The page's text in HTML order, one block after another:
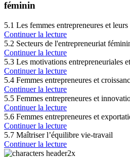
féminin
5.1 Les femmes entrepreneures et leurs
Continuer la lecture
5.2 Secteurs de l'entrepreneuriat
Continuer la lecture
5.3 Les motivations entrepreneuriales
Continuer la lecture
5.4 Femmes entrepreneures et
Continuer la lecture
5.5 Femmes entrepreneures et
Continuer la lecture
5.6 Femmes entrepreneures et
Continuer la lecture
5.7 Maîtriser l’équilibre vie-travail
Continuer la lecture